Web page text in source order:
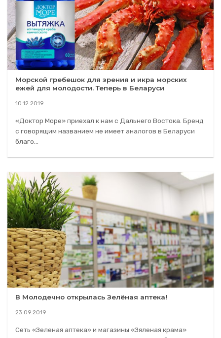
Морской гребешок для зрения и икра морских
ежей для молодости. Теперь в Беларуси
10.12.2019
«Доктор Море» приехал к нам с Дальнего Востока. Бренд
с говорящим названием не имеет аналогов в Беларуси
благо...
В Молодечно открылась Зелёная аптека!
23.09.2019
Сеть «Зеленая аптека» и магазины «Зяленая крама»